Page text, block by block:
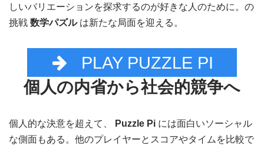
しいバリエーションを探求するのが好きな人のために。の
挑戦 数学パズルは新たな局面を迎える。
PLAY PUZZLE PI
個人の内省から社会的競争へ
個人的な決意を超えて、 Puzzle Pi には面白いソーシャル
な側面もある。他のプレイヤーとスコアやタイムを比較で